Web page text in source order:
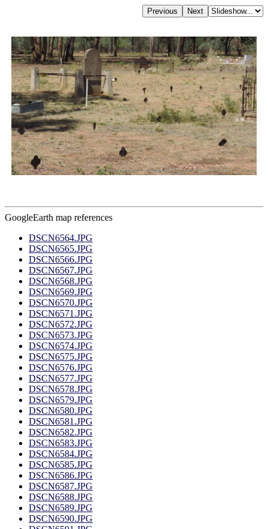
GoogleEarth map references
DSCN6564.JPG
DSCN6565.JPG
DSCN6566.JPG
DSCN6567.JPG
DSCN6568.JPG
DSCN6569.JPG
DSCN6570.JPG
DSCN6571.JPG
DSCN6572.JPG
DSCN6573.JPG
DSCN6574.JPG
DSCN6575.JPG
DSCN6576.JPG
DSCN6577.JPG
DSCN6578.JPG
DSCN6579.JPG
DSCN6580.JPG
DSCN6581.JPG
DSCN6582.JPG
DSCN6583.JPG
DSCN6584.JPG
DSCN6585.JPG
DSCN6586.JPG
DSCN6587.JPG
DSCN6588.JPG
DSCN6589.JPG
DSCN6590.JPG